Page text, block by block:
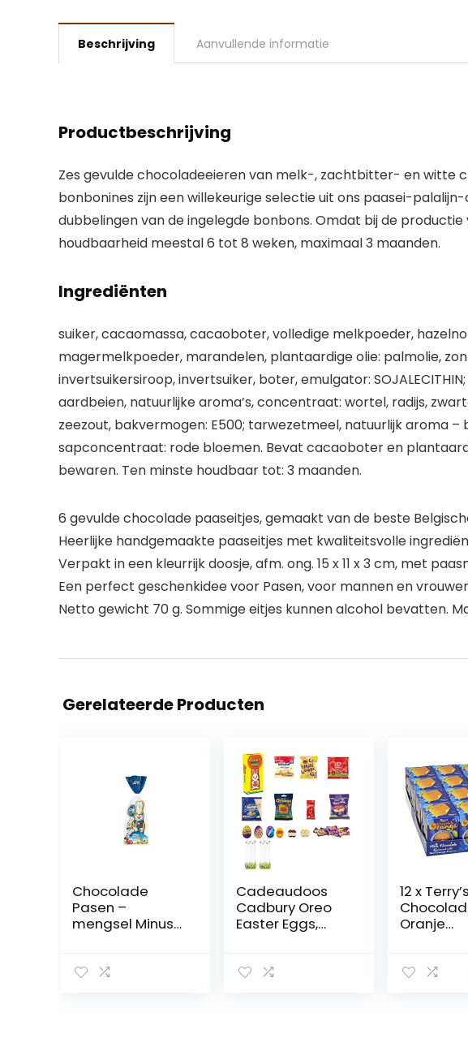
Beschrijving Aanvullende informatie
Productbeschrijving
Zes gevulde chocoladeeieren van melk-, zachtbitter- en witte
bonbonines zijn een willekeurige selectie uit ons paasei-
dubbelingen van de ingelegde bonbons. Omdat bij de
houdbaarheid meestal 6 tot 8 weken, maximaal 3 maanden.
Ingrediënten
suiker, cacaomassa, cacaoboter, volledige melkpoeder,
magermelkpoeder, marandelen, plantaardige olie: palmolie,
invertsuikersiroop, invertsuiker, boter, emulgator:
aardbeien, natuurlijke aroma’s, concentraat: wortel, radijs,
zeezout, bakvermogen: E500; tarwezetmeel, natuurlijk aroma
sapconcentraat: rode bloemen. Bevat cacaoboter en
bewaren. Ten minste houdbaar tot: 3 maanden.
6 gevulde chocolade paaseitjes, gemaakt van de beste
Heerlijke handgemaakte paaseitjes met kwaliteitsvolle
Verpakt in een kleurrijk doosje, afm. ong. 15 x 11 x 3 cm, met
Een perfect geschenkidee voor Pasen, voor mannen en
Netto gewicht 70 g. Sommige eitjes kunnen alcohol bevatten.
Gerelateerde Producten
Chocolade
Pasen –
mengsel Minus
VOLLMILK
Cadeaudoos
Cadbury Oreo
Easter Eggs,
Mini Daim Eggs,
12 x Terry’s
Oranje